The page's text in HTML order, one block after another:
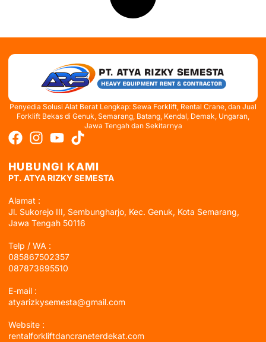
Penyedia Solusi Alat Berat Lengkap: Sewa Forklift, Rental Crane, dan Jual
Forklift Bekas di Genuk, Semarang, Batang, Kendal, Demak, Ungaran,
Jawa Tengah dan Sekitarnya
HUBUNGI KAMI
PT. ATYA RIZKY SEMESTA
Alamat :
Jl. Sukorejo III, Sembungharjo, Kec. Genuk, Kota Semarang,
Jawa Tengah 50116
Telp / WA :
085867502357
087873895510
E-mail :
atyarizkysemesta@gmail.com
Website :
rentalforkliftdancraneterdekat.com